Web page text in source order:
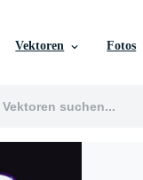
Vektoren Fotos